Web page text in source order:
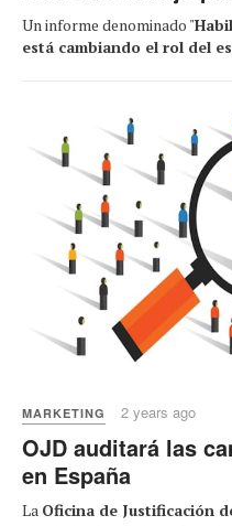
Un informe denominado "
está cambiando el rol del
MARKETING 2 years ago
OJD auditará las
en España
La Oficina de Justificación